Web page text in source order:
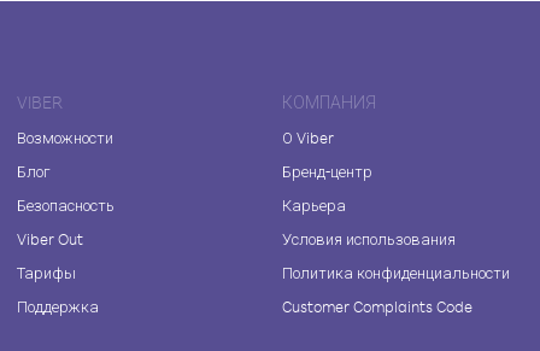
VIBER
Возможности
Блог
Безопасность
Viber Out
Тарифы
Поддержка
КОМПАНИЯ
О Viber
Бренд-центр
Карьера
Условия использования
Политика конфиденциальности
Customer Complaints Code